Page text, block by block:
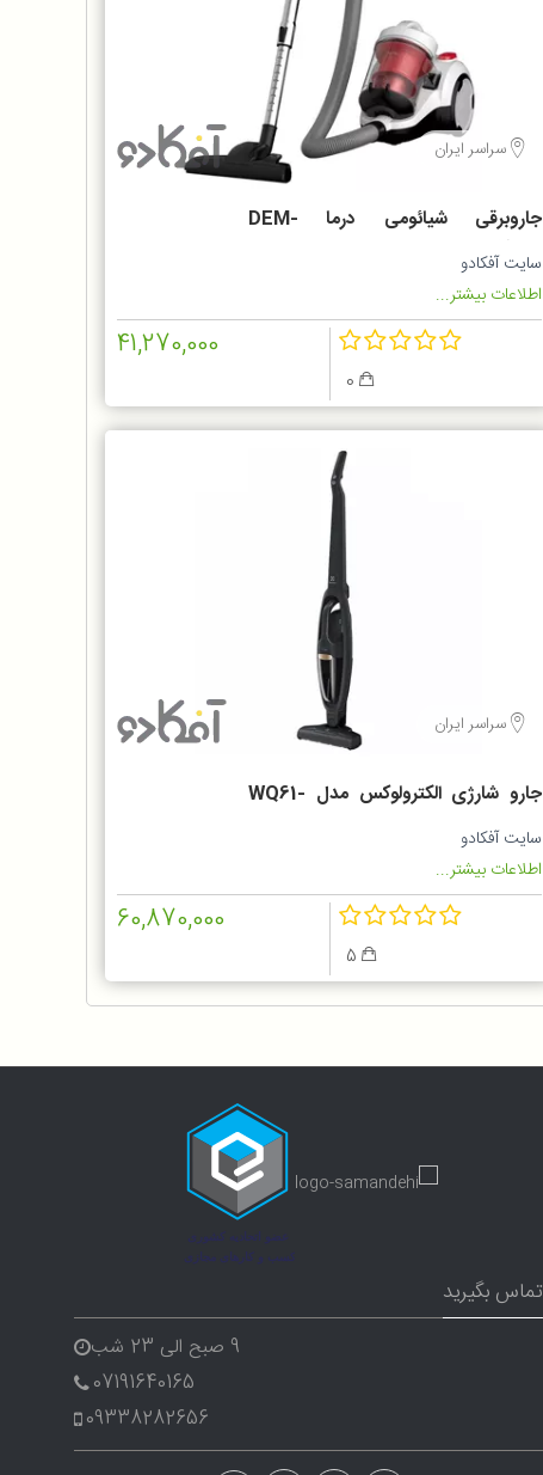
سراسر ایران
جاروبرقی شیائومی درما DEM-
TJ301W
سایت آفکادو
اطلاعات بیشتر...
41,270,000
سراسر ایران
جارو شارژی الکترولوکس مدل WQ61-
1OGG
سایت آفکادو
اطلاعات بیشتر...
60,870,000
تماس بگیرید
9 صبح الی 23 شب
07191640165
09338282656